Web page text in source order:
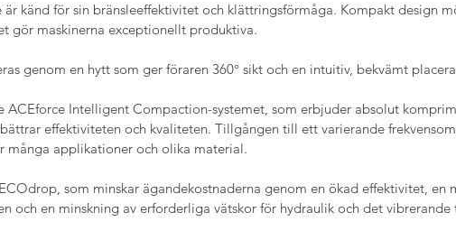
är känd för sin bränsleeffektivitet och klättringsförmåga. Kompakt design
gör maskinerna exceptionellt produktiva.
genom en hytt som ger föraren 360° sikt och en intuitiv, bekvämt
ACEforce Intelligent Compaction-systemet, som erbjuder absolut
effektiviteten och kvaliteten. Tillgången till ett varierande
många applikationer och olika material.
som minskar ägandekostnaderna genom en ökad effektivitet, en
och en minskning av erforderliga vätskor för hydraulik och det vibrerande